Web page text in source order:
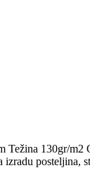
Težina 130gr/m2
izradu posteljina,